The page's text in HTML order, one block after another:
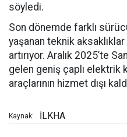
söyledi.
Son dönemde farklı
yaşanan teknik aksaklıklar
artırıyor. Aralık 2025’te
gelen geniş çaplı elektrik
araçlarının hizmet dışı
Kaynak: İLKHA